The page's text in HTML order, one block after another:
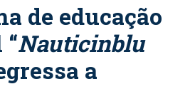
de educação
Nauticinblu
a